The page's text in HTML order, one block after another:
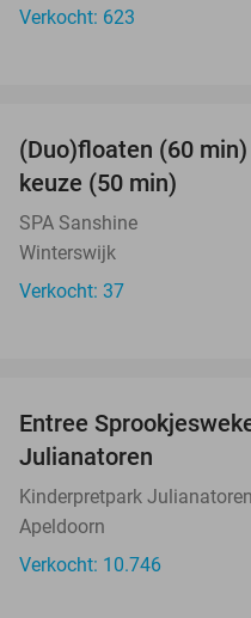
Verkocht: 623
(Duo)floaten (60
keuze (50 min)
SPA Sanshine
Winterswijk
Verkocht: 37
Entree
Julianatoren
Kinderpretpark Julianatoren
Apeldoorn
Verkocht: 10.746